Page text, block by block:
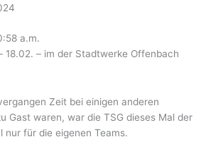
a.m.
18.02. – im der Stadtwerke Offenbach
Zeit bei einigen anderen
Gast waren, war die TSG dieses Mal der
nur für die eigenen Teams.